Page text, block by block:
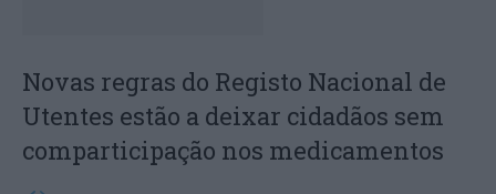
Novas regras do Registo Nacional de
Utentes estão a deixar cidadãos sem
comparticipação nos medicamentos